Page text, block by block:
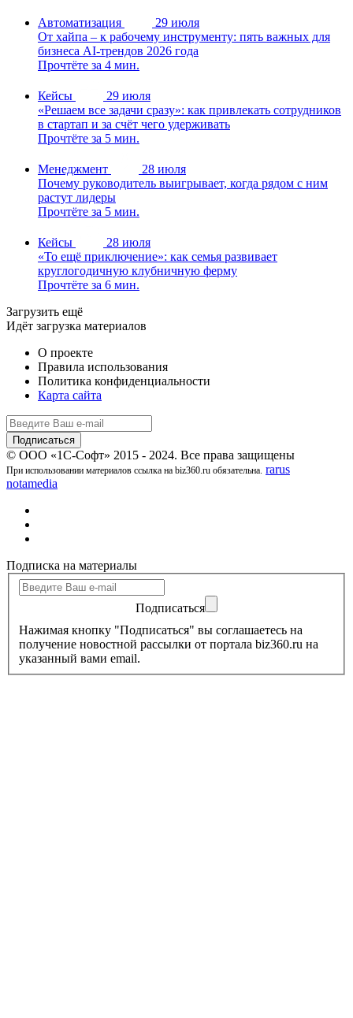
Автоматизация
29 июля
От хайпа – к рабочему инструменту: пять важных для
бизнеса AI-трендов 2026 года
Прочтёте за 4 мин.
Кейсы
29 июля
«Решаем все задачи сразу»: как привлекать сотрудников
в стартап и за счёт чего удерживать
Прочтёте за 5 мин.
Менеджмент
28 июля
Почему руководитель выигрывает, когда рядом с ним
растут лидеры
Прочтёте за 5 мин.
Кейсы
28 июля
«То ещё приключение»: как семья развивает
круглогодичную клубничную ферму
Прочтёте за 6 мин.
Загрузить ещё
Идёт загрузка материалов
О проекте
Правила использования
Политика конфиденциальности
Карта сайта
© ООО «1С-Софт» 2015 - 2024. Все права защищены
При использовании материалов ссылка на biz360.ru обязательна. rarus
notamedia
Подписка на материалы
Подписаться
Нажимая кнопку "Подписаться" вы соглашаетесь на
получение новостной рассылки от портала biz360.ru на
указанный вами email.